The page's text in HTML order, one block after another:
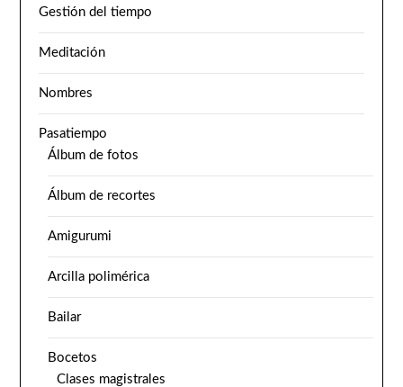
Gestión del tiempo
Meditación
Nombres
Pasatiempo
Álbum de fotos
Álbum de recortes
Amigurumi
Arcilla polimérica
Bailar
Bocetos
Clases magistrales